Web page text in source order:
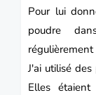
Pour lui
poudre
J'ai utilisé
Elles